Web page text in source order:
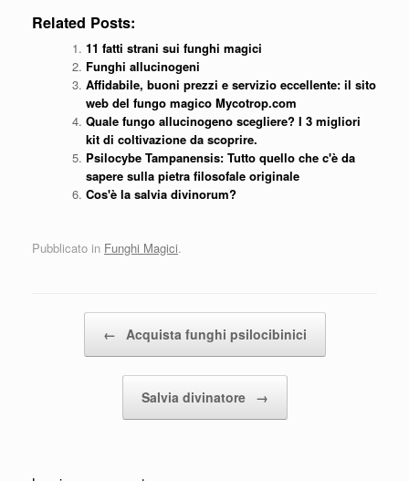
Related Posts:
11 fatti strani sui funghi magici
Funghi allucinogeni
Affidabile, buoni prezzi e servizio eccellente: il sito
web del fungo magico Mycotrop.com
Quale fungo allucinogeno scegliere? I 3 migliori
kit di coltivazione da scoprire.
Psilocybe Tampanensis: Tutto quello che c'è da
sapere sulla pietra filosofale originale
Cos'è la salvia divinorum?
Pubblicato in Funghi Magici.
← Acquista funghi psilocibinici
Salvia divinatore →